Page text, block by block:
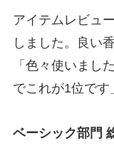
アイテムレビュ
しました。良い
「色々使いまし
でこれが1位です
ベーシック部門